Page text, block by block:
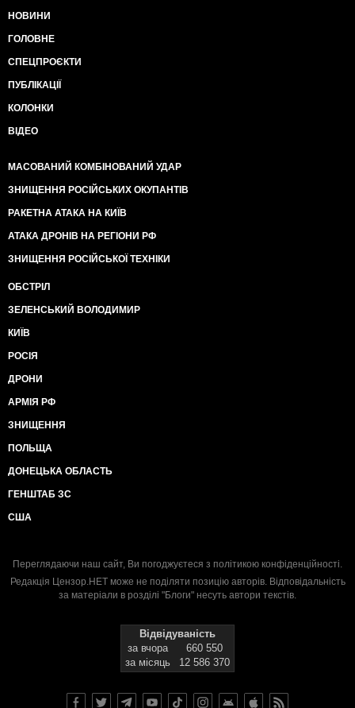
НОВИНИ
ГОЛОВНЕ
СПЕЦПРОЄКТИ
ПУБЛІКАЦІЇ
КОЛОНКИ
ВІДЕО
МАСОВАНИЙ КОМБІНОВАНИЙ УДАР
ЗНИЩЕННЯ РОСІЙСЬКИХ ОКУПАНТІВ
РАКЕТНА АТАКА НА КИЇВ
АТАКА ДРОНІВ НА РЕГІОНИ РФ
ЗНИЩЕННЯ РОСІЙСЬКОЇ ТЕХНІКИ
ОБСТРІЛ
ЗЕЛЕНСЬКИЙ ВОЛОДИМИР
КИЇВ
РОСІЯ
ДРОНИ
АРМІЯ РФ
ЗНИЩЕННЯ
ПОЛЬЩА
ДОНЕЦЬКА ОБЛАСТЬ
ГЕНШТАБ ЗС
США
Переглядаючи наш сайт, Ви погоджуєтеся з політикою конфіденційності.
Редакція Цензор.НЕТ може не поділяти позицію авторів. Відповідальність
за матеріали в розділі "Блоги" несуть автори текстів.
Відвідуваність
за вчора
660 550
за місяць
12 586 370